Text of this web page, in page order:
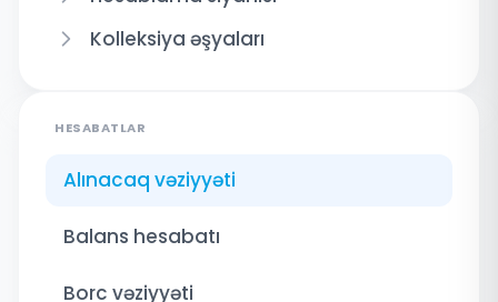
Kolleksiya əşyaları
HESABATLAR
Alınacaq vəziyyəti
Balans hesabatı
Borc vəziyyəti